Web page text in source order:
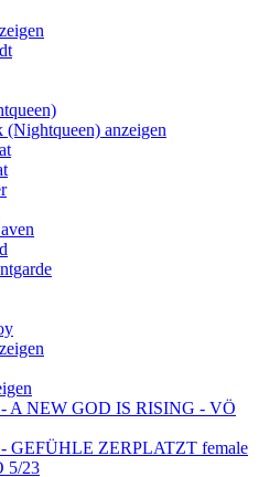
(Nightqueen) anzeigen
- A NEW GOD IS RISING - VÖ
- GEFÜHLE ZERPLATZT female
5/23